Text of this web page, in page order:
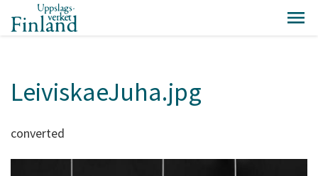
LeiviskaeJuha.jpg
converted